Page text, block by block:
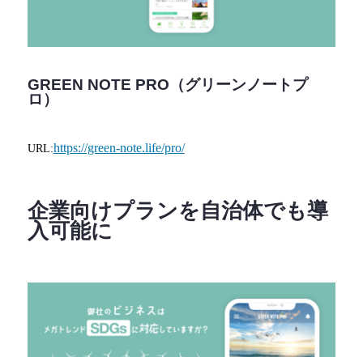
GREEN NOTE PRO（グリーンノートプ
ロ）
URL:https://green-note.life/pro/
企業向けプランを自治体でも導
入可能に